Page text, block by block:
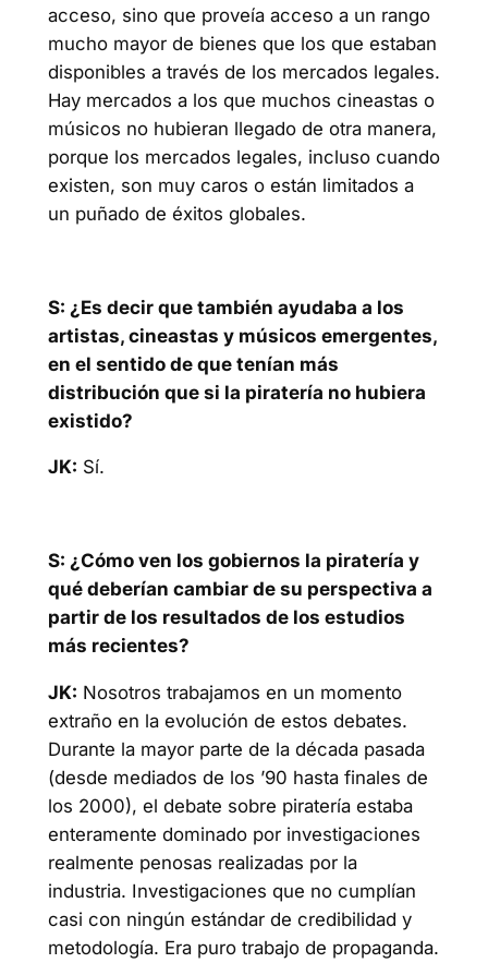
acceso, sino que proveía acceso a un rango
mucho mayor de bienes que los que estaban
disponibles a través de los mercados legales.
Hay mercados a los que muchos cineastas o
músicos no hubieran llegado de otra manera,
porque los mercados legales, incluso cuando
existen, son muy caros o están limitados a
un puñado de éxitos globales.
S: ¿Es decir que también ayudaba a los
artistas, cineastas y músicos emergentes,
en el sentido de que tenían más
distribución que si la piratería no hubiera
existido?
JK: Sí.
S: ¿Cómo ven los gobiernos la piratería y
qué deberían cambiar de su perspectiva a
partir de los resultados de los estudios
más recientes?
JK: Nosotros trabajamos en un momento
extraño en la evolución de estos debates.
Durante la mayor parte de la década pasada
(desde mediados de los ’90 hasta finales de
los 2000), el debate sobre piratería estaba
enteramente dominado por investigaciones
realmente penosas realizadas por la
industria. Investigaciones que no cumplían
casi con ningún estándar de credibilidad y
metodología. Era puro trabajo de propaganda.